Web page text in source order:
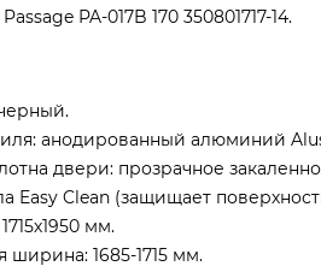
PA-017B 170 350801717-14.
анодированный алюминий
двери: прозрачное
Easy Clean (защищает
мм.
ширина: 1685-1715 мм.